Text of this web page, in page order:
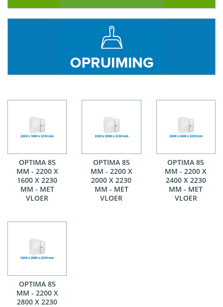
OPTIMA 85
MM - 2200 X
1600 X 2230
MM - MET
VLOER
OPTIMA 85
MM - 2200 X
2000 X 2230
MM - MET
VLOER
OPTIMA 85
MM - 2200 X
2400 X 2230
MM - MET
VLOER
OPTIMA 85
MM - 2200 X
2800 X 2230